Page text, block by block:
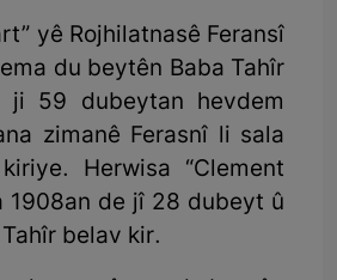
yê Rojhilatnasê Feransî
du beytên Baba Tahîr
ji 59 dubeytan hevdem
zimanê Ferasnî li sala
Herwisa “Clement
1908an de jî 28 dubeyt û
belav kir.